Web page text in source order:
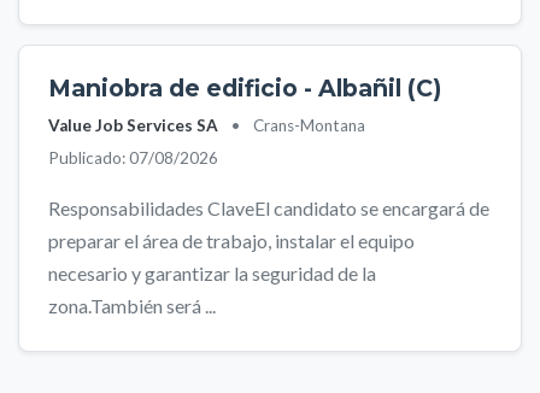
Maniobra de edificio - Albañil (C)
Value Job Services SA •
Crans-Montana
Publicado: 07/08/2026
Responsabilidades ClaveEl candidato se encargará de
preparar el área de trabajo, instalar el equipo
necesario y garantizar la seguridad de la
zona.También será ...